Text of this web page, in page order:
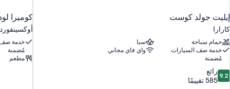
إيليت جولد كوست
كارارا
حمام سباحة
سبا
خدمة صف السيارات
مُضمنة
واي فاي مجاني
9.2
من
9.2 رائع
585 تقييمًا
كوميرا
أوكسينفورد
خدمة صف
مُضمنة
مطعم